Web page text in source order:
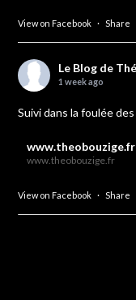
View on Facebook · Share
Le Blog de
1 week ago
Suivi dans la foulée
www.theobouzige.fr
www.theobouzige.fr
View on Facebook · Share